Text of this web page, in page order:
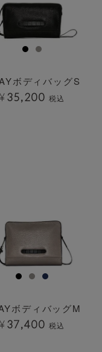
ボディバッグS
¥35,200 税込
ボディバッグM
¥37,400 税込